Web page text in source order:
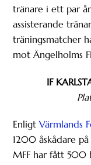
tränare i ett par
assisterande
träningsmatcher
mot Ängelholms
IF
EnligtVärmlands
1200 åskådare
MFF har fått 500